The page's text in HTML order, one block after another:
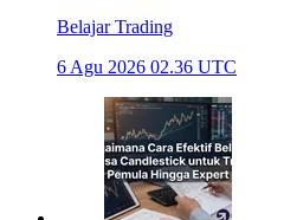
Belajar Trading
6 Agu 2026 02.36 UTC